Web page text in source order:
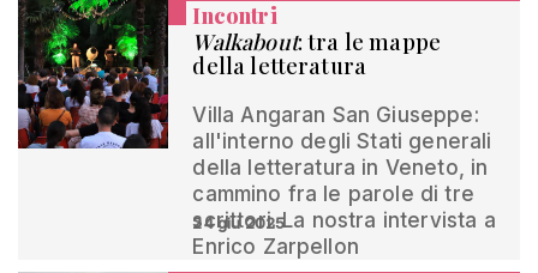
Incontri
Walkabout: tra le mappe
della letteratura
Villa Angaran San Giuseppe:
all'interno degli Stati generali
della letteratura in Veneto, in
cammino fra le parole di tre
scrittori. La nostra intervista a
Enrico Zarpellon
24 giu 2025